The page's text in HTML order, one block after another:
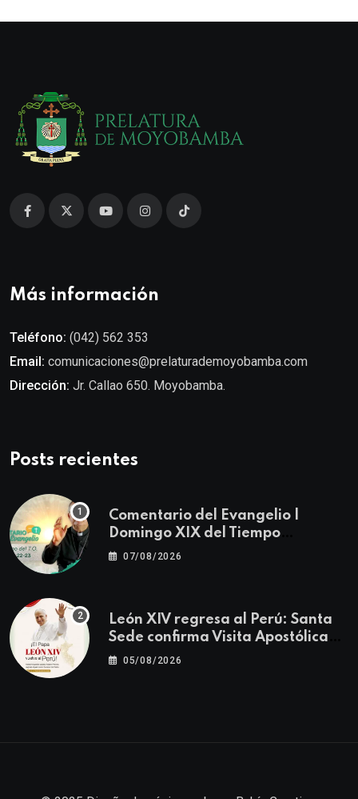
Más información
Teléfono: (042) 562 353
Email: comunicaciones@prelaturademoyobamba.com
Dirección: Jr. Callao 650. Moyobamba.
Posts recientes
Comentario del Evangelio |
Domingo XIX del Tiempo
Ordinario | Mateo 14, 22-23
07/08/2026
León XIV regresa al Perú: Santa
Sede confirma Visita Apostólica
del 11 al 17 de noviembre
05/08/2026